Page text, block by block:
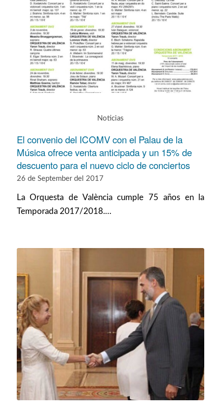
Noticias
El convenio del ICOMV con el Palau de la
Música ofrece venta anticipada y un 15% de
descuento para el nuevo ciclo de conciertos
26 de September del 2017
La Orquesta de València cumple 75 años en la
Temporada 2017/2018.…